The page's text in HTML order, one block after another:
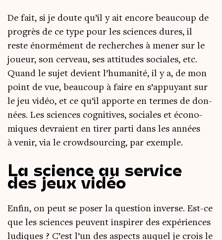
De fait, si je doute qu’il y ait encore beau­coup de
pro­grès de ce type pour les sciences dures, il
reste énor­mé­ment de recherches à mener sur le
joueur, son cer­veau, ses atti­tudes sociales, etc.
Quand le sujet devient l’hu­ma­ni­té, il y a, de mon
point de vue, beau­coup à faire en s’ap­puyant sur
le jeu vidéo, et ce qu’il apporte en termes de don­
nées. Les sciences cog­ni­tives, sociales et éco­no­
miques devraient en tirer par­ti dans les années
à venir, via le crowd­sour­cing, par exemple.
La science au service
des jeux vidéo
Enfin, on peut se poser la ques­tion inverse. Est-ce
que les sciences peuvent ins­pi­rer des expé­riences
ludiques ? C’est l’un des aspects auquel je crois le